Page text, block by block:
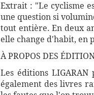
Extrait : "Le cyclisme
une question si
tout entière. En deux
elle change d'habit, en
À PROPOS DES
Les éditions
également des livres